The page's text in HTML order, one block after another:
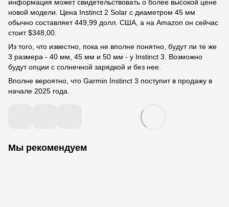
информация может свидетельствовать о более высокой цене
новой модели. Цена Instinct 2 Solar с диаметром 45 мм
обычно составляет 449,99 долл. США, а на Amazon он сейчас
стоит $348,00.
Из того, что известно, пока не вполне понятно, будут ли те же
3 размера - 40 мм, 45 мм и 50 мм - у Instinct 3. Возможно
будут опции с солнечной зарядкой и без нее.
Вполне вероятно, что Garmin Instinct 3 поступит в продажу в
начале 2025 года.
Мы рекомендуем